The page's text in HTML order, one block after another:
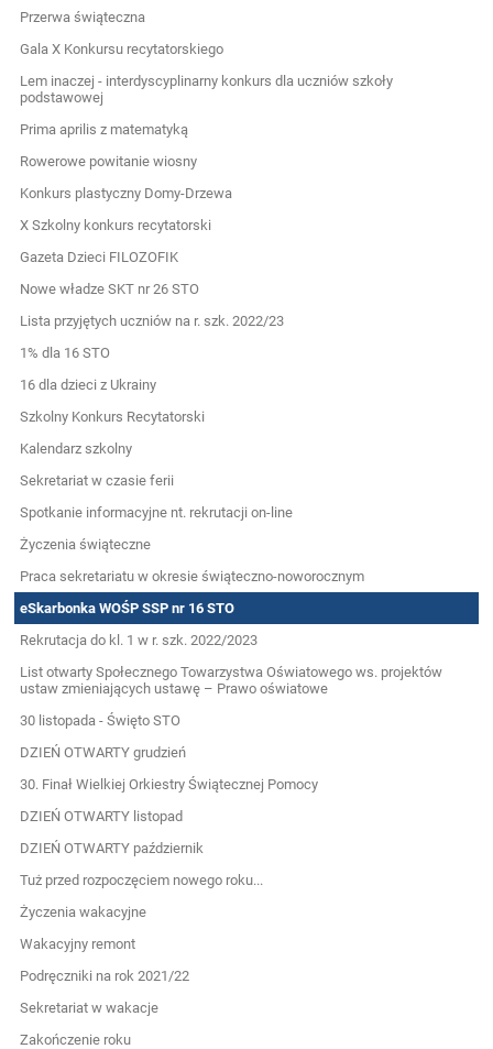
Przerwa świąteczna
Gala X Konkursu recytatorskiego
Lem inaczej - interdyscyplinarny konkurs dla uczniów szkoły
podstawowej
Prima aprilis z matematyką
Rowerowe powitanie wiosny
Konkurs plastyczny Domy-Drzewa
X Szkolny konkurs recytatorski
Gazeta Dzieci FILOZOFIK
Nowe władze SKT nr 26 STO
Lista przyjętych uczniów na r. szk. 2022/23
1% dla 16 STO
16 dla dzieci z Ukrainy
Szkolny Konkurs Recytatorski
Kalendarz szkolny
Sekretariat w czasie ferii
Spotkanie informacyjne nt. rekrutacji on-line
Życzenia świąteczne
Praca sekretariatu w okresie świąteczno-noworocznym
eSkarbonka WOŚP SSP nr 16 STO
Rekrutacja do kl. 1 w r. szk. 2022/2023
List otwarty Społecznego Towarzystwa Oświatowego ws. projektów
ustaw zmieniających ustawę – Prawo oświatowe
30 listopada - Święto STO
DZIEŃ OTWARTY grudzień
30. Finał Wielkiej Orkiestry Świątecznej Pomocy
DZIEŃ OTWARTY listopad
DZIEŃ OTWARTY październik
Tuż przed rozpoczęciem nowego roku...
Życzenia wakacyjne
Wakacyjny remont
Podręczniki na rok 2021/22
Sekretariat w wakacje
Zakończenie roku